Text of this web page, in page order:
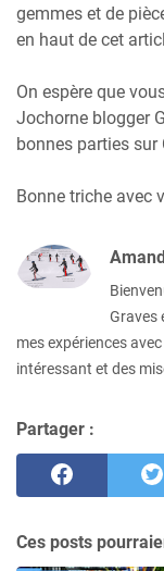
gemmes et de
en haut de cet
On espère que
Jochorne blogger
bonnes parties sur
Bonne triche avec
Graves
mes expériences
intéressant et des
Partager :
Ces posts